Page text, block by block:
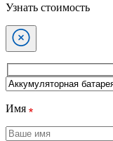
Узнать стоимость
Имя